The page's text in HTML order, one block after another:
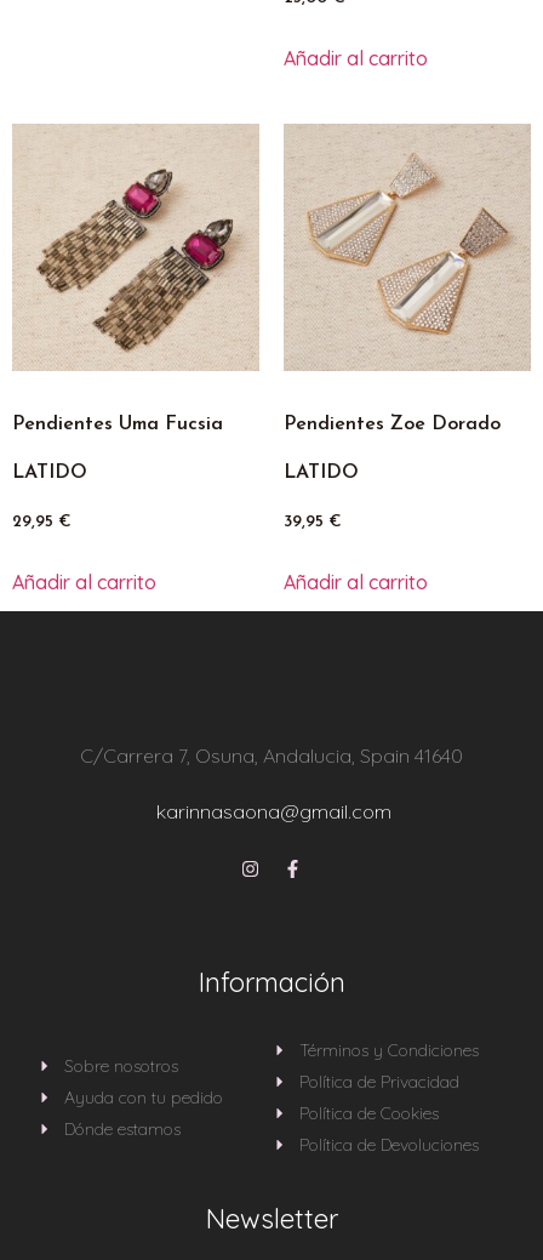
Añadir al carrito
Pendientes Uma Fucsia
LATIDO
29,95 €
Añadir al carrito
Pendientes Zoe Dorado
LATIDO
39,95 €
Añadir al carrito
C/Carrera 7, Osuna, Andalucia, Spain 41640
karinnasaona@gmail.com
Información
Sobre nosotros
Ayuda con tu pedido
Dónde estamos
Términos y Condiciones
Política de Privacidad
Política de Cookies
Política de Devoluciones
Newsletter